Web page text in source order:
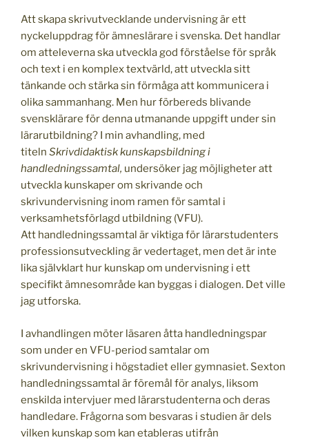
Att skapa skrivutvecklande undervisning är ett
nyckeluppdrag för ämneslärare i svenska. Det handlar
om atteleverna ska utveckla god förståelse för språk
och text i en komplex textvärld, att utveckla sitt
tänkande och stärka sin förmåga att kommunicera i
olika sammanhang. Men hur förbereds blivande
svensklärare för denna utmanande uppgift under sin
lärarutbildning? I min avhandling, med
titeln Skrivdidaktisk kunskapsbildning i
handledningssamtal, undersöker jag möjligheter att
utveckla kunskaper om skrivande och
skrivundervisning inom ramen för samtal i
verksamhetsförlagd utbildning (VFU).
Att handledningssamtal är viktiga för lärarstudenters
professionsutveckling är vedertaget, men det är inte
lika självklart hur kunskap om undervisning i ett
specifikt ämnesområde kan byggas i dialogen. Det ville
jag utforska.
I avhandlingen möter läsaren åtta handledningspar
som under en VFU-period samtalar om
skrivundervisning i högstadiet eller gymnasiet. Sexton
handledningssamtal är föremål för analys, liksom
enskilda intervjuer med lärarstudenterna och deras
handledare. Frågorna som besvaras i studien är dels
vilken kunskap som kan etableras utifrån